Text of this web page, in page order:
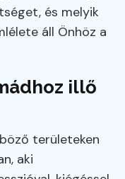
és melyik
áll Önhöz a
illő
területeken
aki